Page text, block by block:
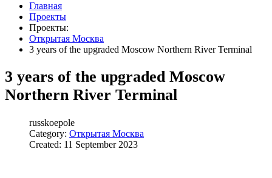
Главная
Проекты
Проекты:
Открытая Москва
3 years of the upgraded Moscow Northern River Terminal
3 years of the upgraded Moscow
Northern River Terminal
russkoepole
Category: Открытая Москва
Created: 11 September 2023